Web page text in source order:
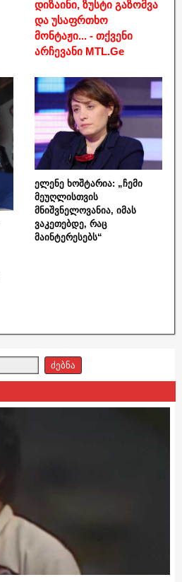
დიზაინი, ზუსტი გაზომვა
და უსაფრთხო
მონტაჟი... - თქვენი
არჩევანი MTL.Ge
ელენე ხოშტარია: „ჩემი
მეუღლისთვის
მნიშვნელოვანია, იმას
ვაკეთებდე, რაც
მაინტერესებს“